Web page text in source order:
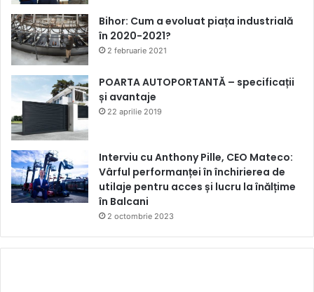
Bihor: Cum a evoluat piața industrială
în 2020-2021?
2 februarie 2021
POARTA AUTOPORTANTĂ – specificații
și avantaje
22 aprilie 2019
Interviu cu Anthony Pille, CEO Mateco:
Vârful performanței în închirierea de
utilaje pentru acces și lucru la înălțime
în Balcani
2 octombrie 2023